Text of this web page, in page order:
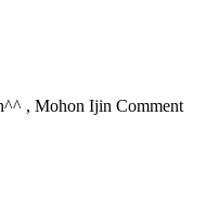
, Mohon Ijin Comment